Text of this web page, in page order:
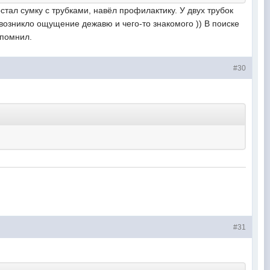
сумку с трубками, навёл профилактику. У двух трубок
ощущение дежавю и чего-то знакомого )) В поиске
#30
#31